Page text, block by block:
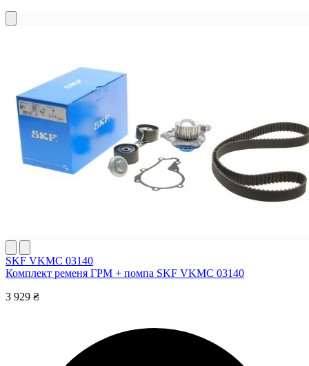
SKF VKMC 03140
Комплект ременя ГРМ + помпа SKF VKMC 03140
3 929 ₴